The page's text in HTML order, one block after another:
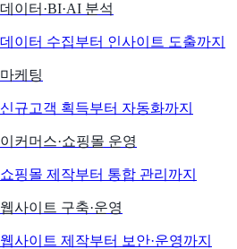
데이터·BI·AI 분석
데이터 수집부터 인사이트 도출까지
마케팅
신규고객 획득부터 자동화까지
이커머스·쇼핑몰 운영
쇼핑몰 제작부터 통합 관리까지
웹사이트 구축·운영
웹사이트 제작부터 보안·운영까지